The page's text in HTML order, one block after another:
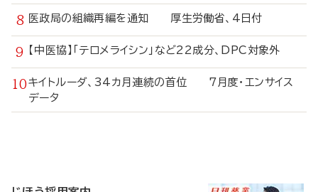
医政局の組織再編を通知 厚生労働省、4日付
【中医協】「テロメライシン」など22成分、DPC対象外
キイトルーダ、34カ月連続の首位 7月度・エンサイス
データ